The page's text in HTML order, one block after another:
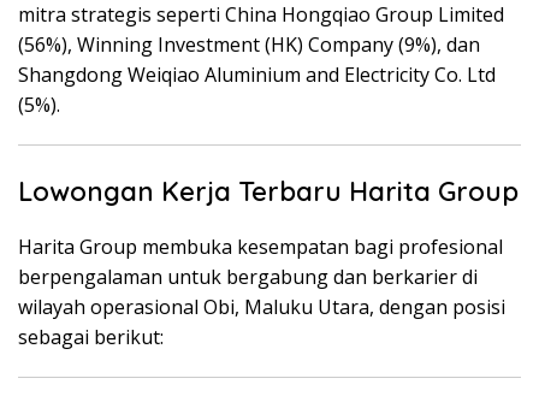
mitra strategis seperti China Hongqiao Group Limited
(56%), Winning Investment (HK) Company (9%), dan
Shangdong Weiqiao Aluminium and Electricity Co. Ltd
(5%).
Lowongan Kerja Terbaru Harita Group
Harita Group membuka kesempatan bagi profesional
berpengalaman untuk bergabung dan berkarier di
wilayah operasional Obi, Maluku Utara, dengan posisi
sebagai berikut: